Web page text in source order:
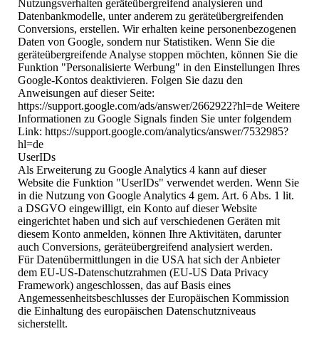
Nutzungsverhalten geräteübergreifend analysieren und
Datenbankmodelle, unter anderem zu geräteübergreifenden
Conversions, erstellen. Wir erhalten keine personenbezogenen
Daten von Google, sondern nur Statistiken. Wenn Sie die
geräteübergreifende Analyse stoppen möchten, können Sie die
Funktion "Personalisierte Werbung" in den Einstellungen Ihres
Google-Kontos deaktivieren. Folgen Sie dazu den
Anweisungen auf dieser Seite:
https://support.google.com/ads/answer/2662922?hl=de Weitere
Informationen zu Google Signals finden Sie unter folgendem
Link: https://support.google.com/analytics/answer/7532985?
hl=de
UserIDs
Als Erweiterung zu Google Analytics 4 kann auf dieser
Website die Funktion "UserIDs" verwendet werden. Wenn Sie
in die Nutzung von Google Analytics 4 gem. Art. 6 Abs. 1 lit.
a DSGVO eingewilligt, ein Konto auf dieser Website
eingerichtet haben und sich auf verschiedenen Geräten mit
diesem Konto anmelden, können Ihre Aktivitäten, darunter
auch Conversions, geräteübergreifend analysiert werden.
Für Datenübermittlungen in die USA hat sich der Anbieter
dem EU-US-Datenschutzrahmen (EU-US Data Privacy
Framework) angeschlossen, das auf Basis eines
Angemessenheitsbeschlusses der Europäischen Kommission
die Einhaltung des europäischen Datenschutzniveaus
sicherstellt.